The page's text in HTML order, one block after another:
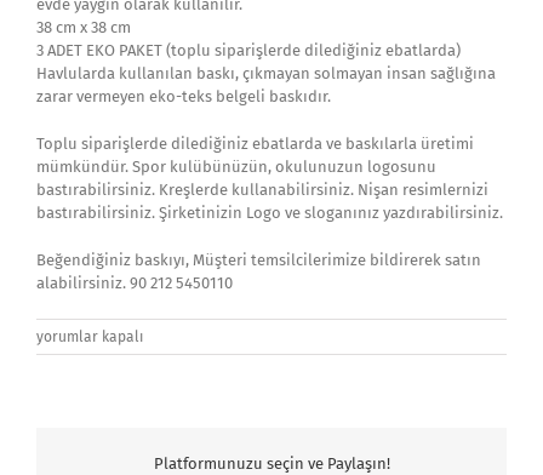
evde yaygın olarak kullanılır.
38 cm x 38 cm
3 ADET EKO PAKET (toplu siparişlerde dilediğiniz ebatlarda)
Havlularda kullanılan baskı, çıkmayan solmayan insan sağlığına
zarar vermeyen eko-teks belgeli baskıdır.
Toplu siparişlerde dilediğiniz ebatlarda ve baskılarla üretimi
mümkündür. Spor kulübünüzün, okulunuzun logosunu
bastırabilirsiniz. Kreşlerde kullanabilirsiniz. Nişan resimlernizi
bastırabilirsiniz. Şirketinizin Logo ve sloganınız yazdırabilirsiniz.
Beğendiğiniz baskıyı, Müşteri temsilcilerimize bildirerek satın
alabilirsiniz. 90 212 5450110
cocuk_havlusu_sekerli_bebek
için
yorumlar kapalı
Platformunuzu seçin ve Paylaşın!